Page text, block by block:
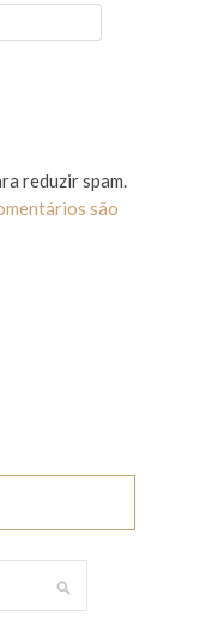
reduzir spam.
são